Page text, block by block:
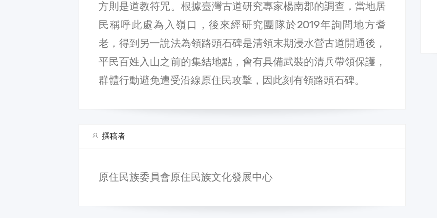
方則是道教符咒。根據臺灣古道研究專家楊南郡的調查，當地居
民稱呼此處為入嶺口，後來經研究團隊於2019年詢問地方耆
老，得到另一說法為領路頭石碑是清領末期浸水營古道開通後，
平民百姓入山之前的集結地點，會有具備武裝的清兵帶領保護，
群體行動避免遭受沿線原住民攻擊，因此刻有領路頭石碑。
撰稿者
原住民族委員會原住民族文化發展中心